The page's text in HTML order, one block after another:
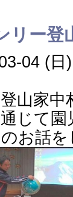
リー登
04 (日
山家
じて
お話